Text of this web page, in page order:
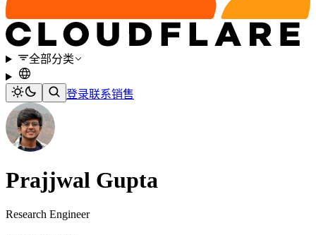
全部分类
登录联系销售
Prajjwal Gupta
Research Engineer